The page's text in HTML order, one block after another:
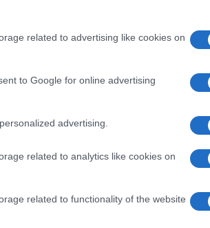
related to advertising like cookies on
to Google for online advertising
advertising.
related to analytics like cookies on
related to functionality of the website
van. A múlt hét volt
helyeken jártunk
öbleit és
Évi.